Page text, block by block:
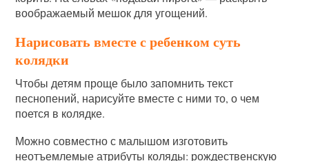
воображаемый мешок для угощений.
Нарисовать вместе с ребенком суть
колядки
Чтобы детям проще было запомнить текст
песнопений, нарисуйте вместе с ними то, о чем
поется в колядке.
Можно совместно с малышом изготовить
неотъемлемые атрибуты коляды: рождественскую